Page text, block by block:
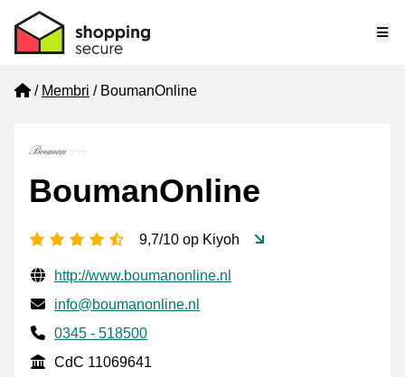
Home
Membri BoumanOnline
BoumanOnline
[_General:NumberOfStarsPluralFormat]
9,7/10 op Kiyoh
Informazioni di contatto verificate
Website URL
http://www.boumanonline.nl
Mail
info@boumanonline.nl
Phone number
0345 - 518500
CdC
CdC 11069641